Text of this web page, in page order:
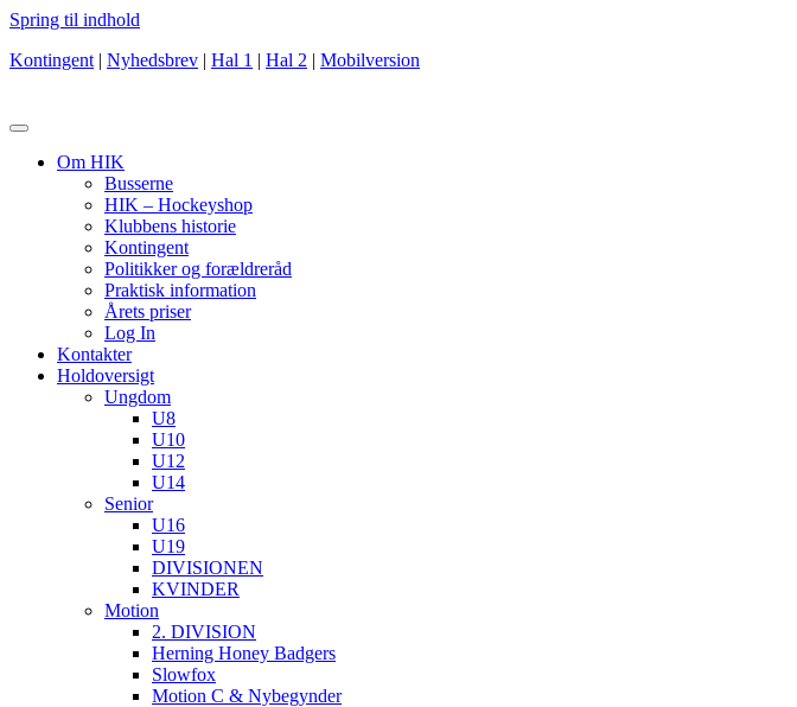
Spring til indhold
Kontingent | Nyhedsbrev | Hal 1 | Hal 2 | Mobilversion
Om HIK
Busserne
HIK – Hockeyshop
Klubbens historie
Kontingent
Politikker og forældreråd
Praktisk information
Årets priser
Log In
Kontakter
Holdoversigt
Ungdom
U8
U10
U12
U14
Senior
U16
U19
DIVISIONEN
KVINDER
Motion
2. DIVISION
Herning Honey Badgers
Slowfox
Motion C & Nybegynder